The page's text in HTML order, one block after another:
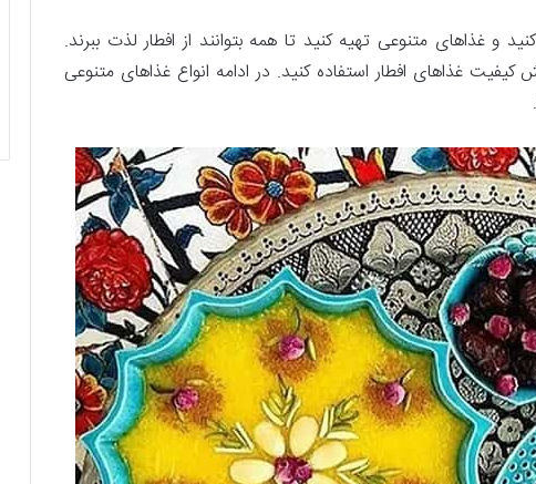
و غذاهای متنوعی تهیه کنید تا همه بتوانند از افطار لذت ببرند.
کیفیت غذاهای افطار استفاده کنید. در ادامه انواع غذاهای متنوعی